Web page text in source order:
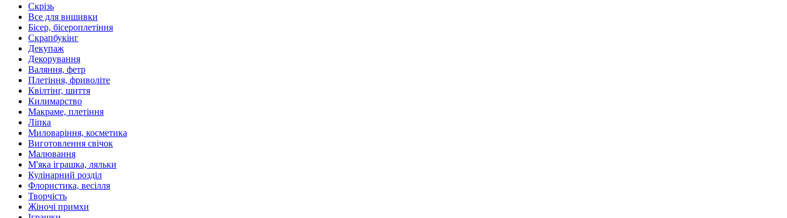
Скрізь
Все для вишивки
Бісер, бісероплетіння
Скрапбукінг
Декупаж
Декорування
Валяння, фетр
Плетіння, фриволіте
Квілтінг, шиття
Килимарство
Макраме, плетіння
Ліпка
Миловаріння, косметика
Виготовлення свічок
Малювання
М'яка іграшка, ляльки
Кулінарний розділ
Флористика, весілля
Творчість
Жіночі примхи